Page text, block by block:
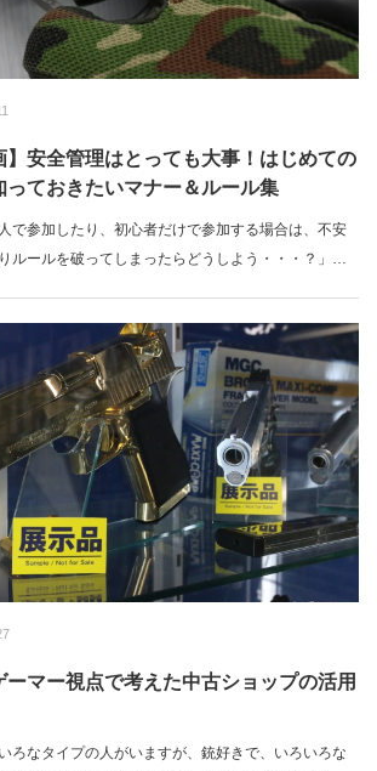
】安全管理はとっても大事！はじめての
っておきたいマナー＆ルール集
で参加したり、初心者だけで参加する場合は、不安
ルールを破ってしまったらどうしよう・・・？」怒
ーマー視点で考えた中古ショップの活用
ろなタイプの人がいますが、銃好きで、いろいろな